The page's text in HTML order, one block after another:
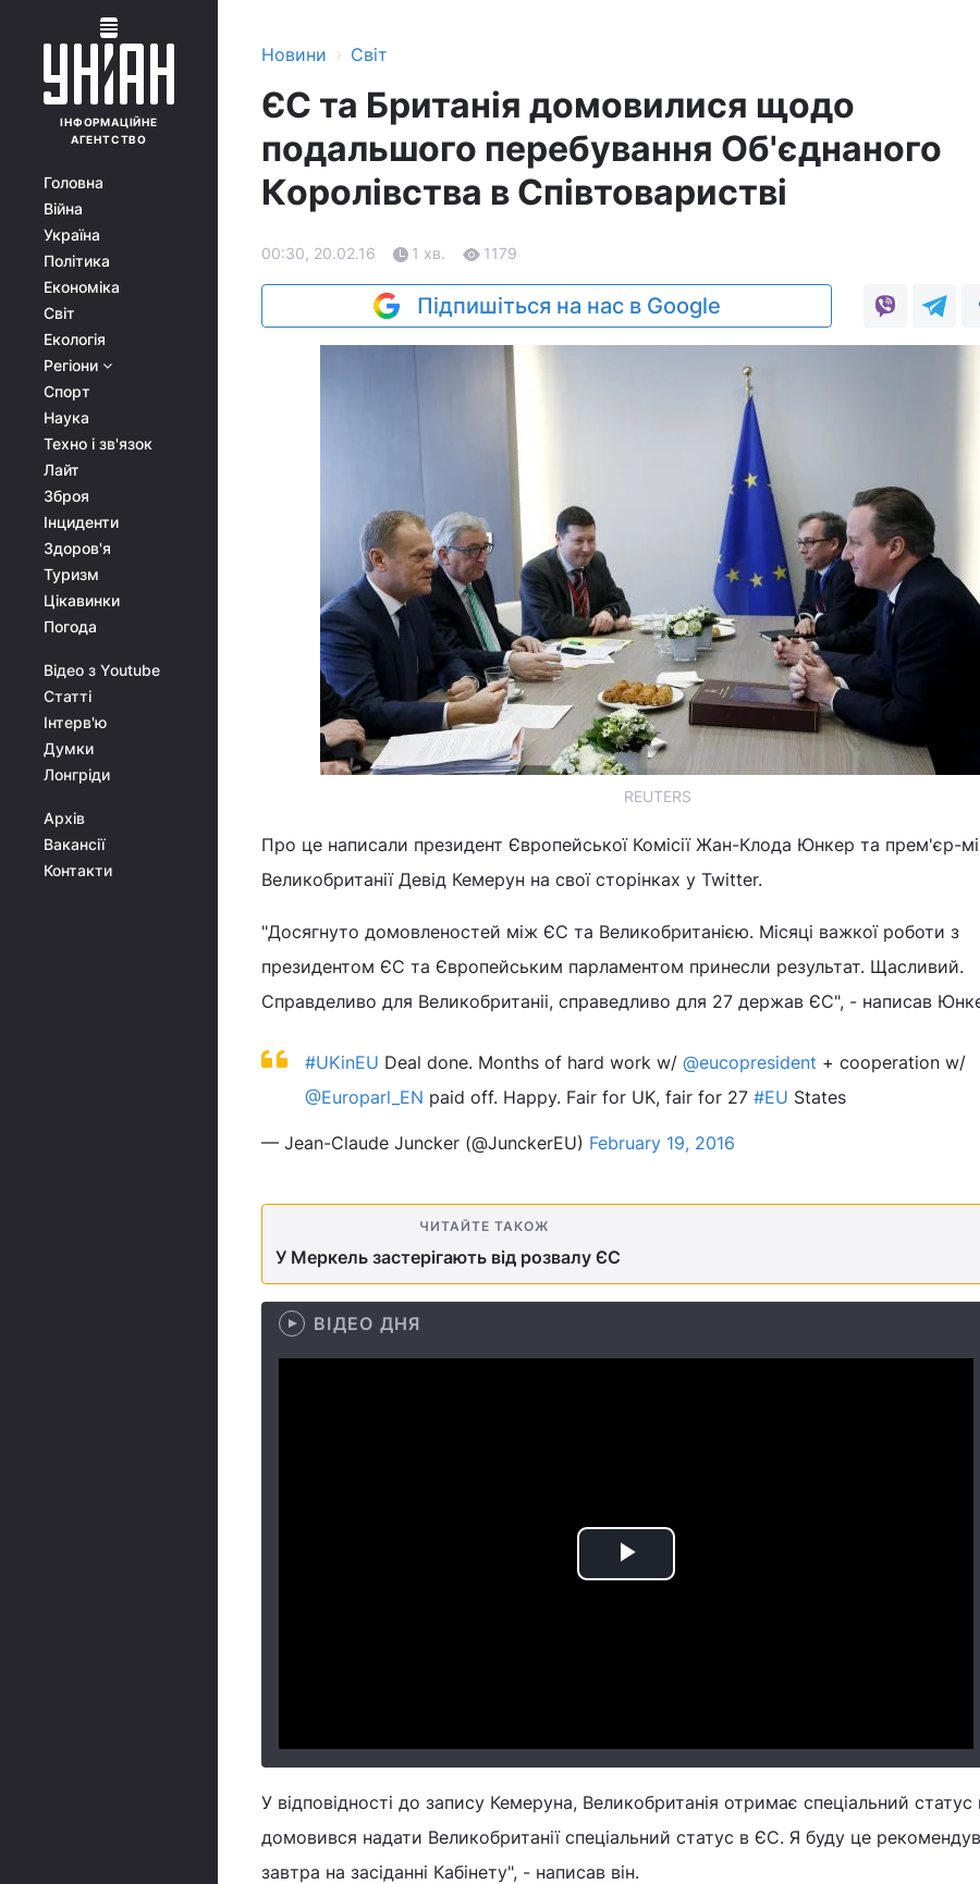
ІНФОРМАЦІЙНЕ
АГЕНТСТВО
Головна
Війна
Україна
Політика
Економіка
Світ
Екологія
Регіони
Спорт
Наука
Техно і зв'язок
Лайт
Зброя
Інциденти
Здоров'я
Туризм
Цікавинки
Погода
Відео з Youtube
Статті
Інтерв'ю
Думки
Лонгріди
Архів
Вакансії
Контакти
Новини › Світ
ЄС та Британія домовилися щодо
подальшого перебування Об'єднаного
Королівства в Співтоваристві
00:30, 20.02.16 1 хв. 1179
Підпишіться на нас в Google
REUTERS
Про це написали президент Європейської Комісії Жан-Клода Юнкер та прем'єр-
Великобританії Девід Кемерун на свої сторінках у Twitter.
"Досягнуто домовленостей між ЄС та Великобританією. Місяці важкої роботи з
президентом ЄС та Європейським парламентом принесли результат. Щасливий.
Справделиво для Великобританіі, справедливо для 27 держав ЄС", - написав
#UKinEU Deal done. Months of hard work w/ @eucopresident + cooperation w/
@Europarl_EN paid off. Happy. Fair for UK, fair for 27 #EU States
— Jean-Claude Juncker (@JunckerEU) February 19, 2016
ЧИТАЙТЕ ТАКОЖ
У Меркель застерігають від розвалу ЄС
ВІДЕО ДНЯ
Play
У відповідності до запису Кемеруна, Великобританія отримає спеціальний
домовився надати Великобританії спеціальний статус в ЄС. Я буду це
завтра на засіданні Кабінету", - написав він.